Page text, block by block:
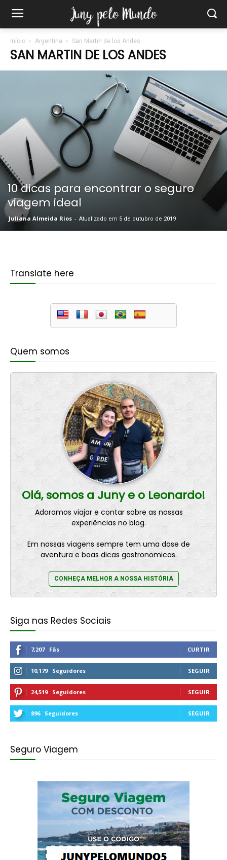
Início Argentina San Martin de los Andes
SAN MARTIN DE LOS ANDES
10 dicas para encontrar o seguro
viagem ideal
Juliana Almeida Rios - Atualizado em 5 de outubro de 2019
Translate here
Quem somos
Olá, somos a Juny e o Leonardo!
Adoramos viajar e contar sobre as nossas
experiências no blog.
Em nossas viagens sempre tem uma dose de
aventura e boas dicas gastronomicas.
CONHEÇA MELHOR A NOSSA HISTÓRIA
Siga nas Redes Sociais
7,207 Fãs CURTIR
10,179 Seguidores SEGUIR
24,519 Seguidores SEGUIR
896 Seguidores SEGUIR
Seguro Viagem